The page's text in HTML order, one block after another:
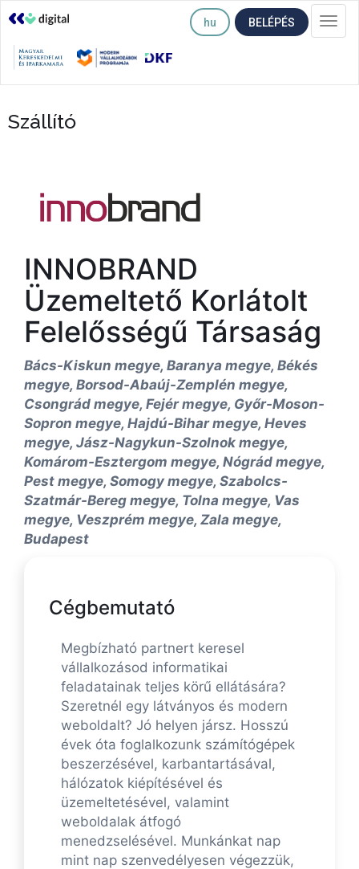
hu BELÉPÉS
Szállító
INNOBRAND
Üzemeltető Korlátolt
Felelősségű Társaság
Bács-Kiskun megye, Baranya megye, Békés
megye, Borsod-Abaúj-Zemplén megye,
Csongrád megye, Fejér megye, Győr-Moson-
Sopron megye, Hajdú-Bihar megye, Heves
megye, Jász-Nagykun-Szolnok megye,
Komárom-Esztergom megye, Nógrád megye,
Pest megye, Somogy megye, Szabolcs-
Szatmár-Bereg megye, Tolna megye, Vas
megye, Veszprém megye, Zala megye,
Budapest
Cégbemutató
Megbízható partnert keresel
vállalkozásod informatikai
feladatainak teljes körű ellátására?
Szeretnél egy látványos és modern
weboldalt? Jó helyen jársz. Hosszú
évek óta foglalkozunk számítógépek
beszerzésével, karbantartásával,
hálózatok kiépítésével és
üzemeltetésével, valamint
weboldalak átfogó
menedzselésével. Munkánkat nap
mint nap szenvedélyesen végezzük,